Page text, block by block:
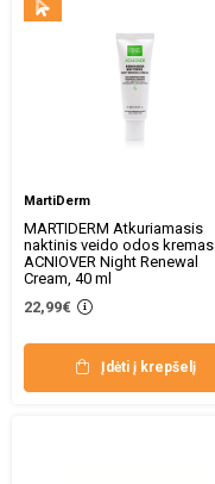
MartiDerm
MARTIDERM Atkuriamasis
naktinis veido odos kremas
ACNIOVER Night Renewal
Cream, 40 ml
22,99€
Įdėti į krepšelį